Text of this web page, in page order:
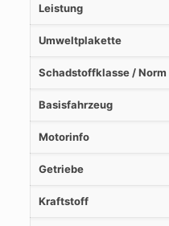
Leistung
Umweltplakette
Schadstoffklasse / Norm
Basisfahrzeug
Motorinfo
Getriebe
Kraftstoff